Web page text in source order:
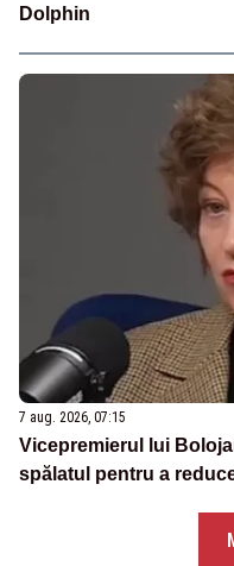
Dolphin
7 aug. 2026, 07:15
Vicepremierul lui
spălatul pentru a